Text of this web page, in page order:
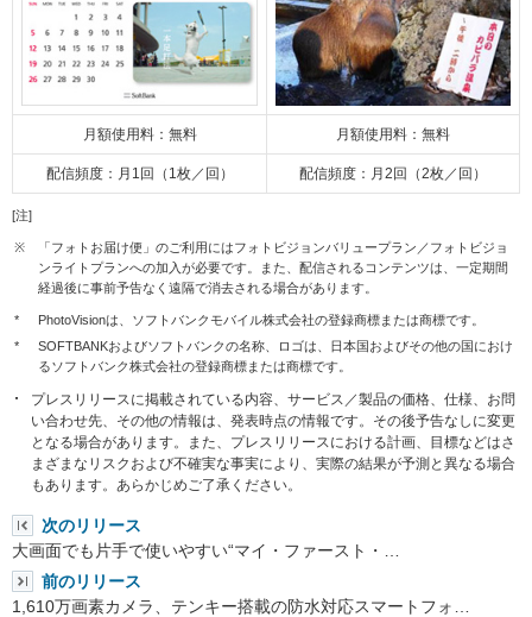
月額使用料：無料 月額使用料：無料
配信頻度：月1回（1枚／回） 配信頻度：月2回（2枚／回）
[注]
※
「フォトお届け便」のご利用にはフォトビジョンバリュープラン／フォトビジョ
ンライトプランへの加入が必要です。また、配信されるコンテンツは、一定期間
経過後に事前予告なく遠隔で消去される場合があります。
*
PhotoVisionは、ソフトバンクモバイル株式会社の登録商標または商標です。
*
SOFTBANKおよびソフトバンクの名称、ロゴは、日本国およびその他の国におけ
るソフトバンク株式会社の登録商標または商標です。
プレスリリースに掲載されている内容、サービス／製品の価格、仕様、お問
い合わせ先、その他の情報は、発表時点の情報です。その後予告なしに変更
となる場合があります。また、プレスリリースにおける計画、目標などはさ
まざまなリスクおよび不確実な事実により、実際の結果が予測と異なる場合
もあります。あらかじめご了承ください。
次のリリース
大画面でも片手で使いやすい“マイ・ファースト・…
前のリリース
1,610万画素カメラ、テンキー搭載の防水対応スマートフォ…